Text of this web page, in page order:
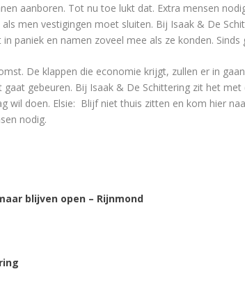
aanboren. Tot nu toe lukt dat. Extra mensen
men vestigingen moet sluiten. Bij Isaak & De
paniek en namen zoveel mee als ze konden.
De klappen die economie krijgt, zullen er in
gebeuren. Bij Isaak & De Schittering zit het
wil doen. Elsie: Blijf niet thuis zitten en kom hier
nodig.
blijven open – Rijnmond